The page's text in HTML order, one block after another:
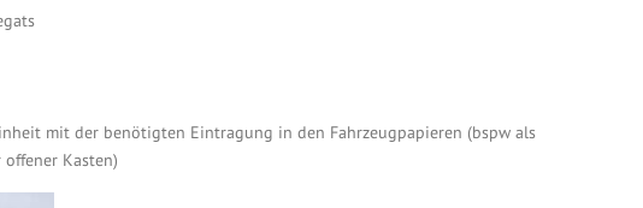
mit der benötigten Eintragung in den Fahrzeugpapieren (bspw als
Kasten)